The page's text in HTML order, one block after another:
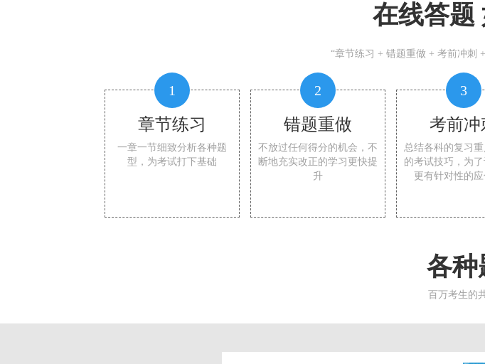
在线答题
“章节练习 + 错题重做 + 考前冲刺
1
章节练习
一章一节细致分析各种题
型，为考试打下基础
2
错题重做
不放过任何得分的机会，不
断地充实改正的学习更快提
升
3
考前冲
总结各科的复习重
的考试技巧，为
更有针对性的
各种
百万考生的